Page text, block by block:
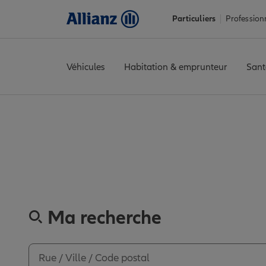
Particuliers
Véhicules Habitation & emprunteur
Ma recherche